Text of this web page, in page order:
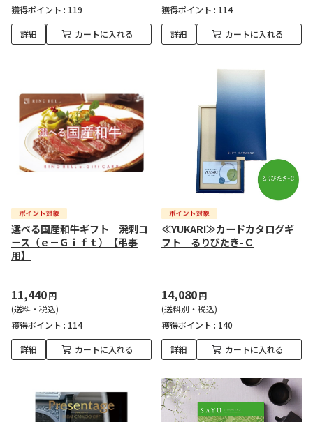
獲得ポイント : 119
詳細 カートに入れる
獲得ポイント : 114
詳細 カートに入れる
選べる国産和牛ギフト 溌剌コ
ース（ｅ－Ｇｉｆｔ）【弔事
用】
11,440円
(送料・税込)
獲得ポイント : 114
詳細 カートに入れる
≪YUKARI≫カードカタログギ
フト るりびたき-Ｃ
14,080円
(送料別・税込)
獲得ポイント : 140
詳細 カートに入れる